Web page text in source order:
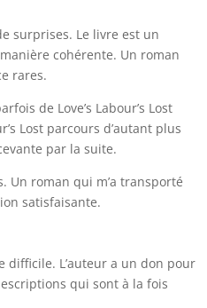
surprises. Le livre est un
cohérente. Un roman
rares.
de Love’s Labour’s Lost
Lost parcours d’autant plus
par la suite.
Un roman qui m’a transporté
satisfaisante.
difficile. L’auteur a un don pour
qui sont à la fois